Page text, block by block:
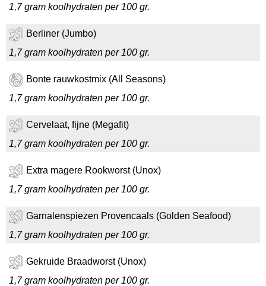
1,7 gram koolhydraten per 100 gr.
Berliner (Jumbo)
1,7 gram koolhydraten per 100 gr.
Bonte rauwkostmix (All Seasons)
1,7 gram koolhydraten per 100 gr.
Cervelaat, fijne (Megafit)
1,7 gram koolhydraten per 100 gr.
Extra magere Rookworst (Unox)
1,7 gram koolhydraten per 100 gr.
Garnalenspiezen Provencaals (Golden Seafood)
1,7 gram koolhydraten per 100 gr.
Gekruide Braadworst (Unox)
1,7 gram koolhydraten per 100 gr.